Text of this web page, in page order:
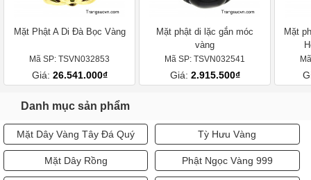
Mặt Phật A Di Đà Bọc Vàng
Mã SP: TSVN032853
Giá: 26.541.000₫
Mặt phật di lặc gắn móc
vàng
Mã SP: TSVN032541
Giá: 2.915.500₫
Mặt
Danh mục sản phẩm
Mặt Dây Vàng Tây Đá Quý Tỳ Hưu Vàng
Mặt Dây Rồng Phật Ngọc Vàng 999